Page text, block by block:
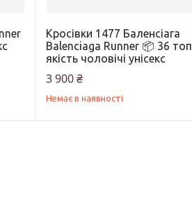
Кросівки 1477 Баленсіага
Balenciaga Runner 📦 36 топ
якість чоловічі унісекс
3 900 ₴
Немає в наявності